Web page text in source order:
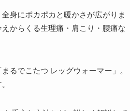
身にポカポカと暖かさが広がりま
からくる生理痛・肩こり・腰痛な
るでこたつ レッグウォーマー」。